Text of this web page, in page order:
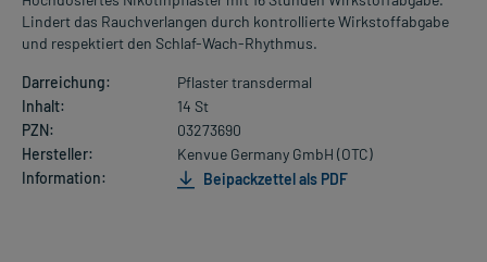
Lindert das Rauchverlangen durch kontrollierte Wirkstoffabgabe
und respektiert den Schlaf-Wach-Rhythmus.
Darreichung:
Pflaster transdermal
Inhalt:
14 St
PZN:
03273690
Hersteller:
Kenvue Germany GmbH (OTC)
Information:
Beipackzettel als PDF